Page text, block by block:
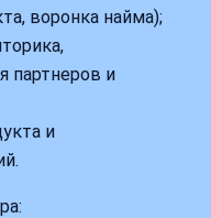
воронка найма);
партнеров и
и